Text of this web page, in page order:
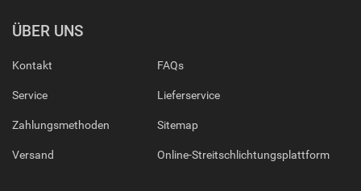
ÜBER UNS
Kontakt
Service
Zahlungsmethoden
Versand
FAQs
Lieferservice
Sitemap
Online-Streitschlichtungsplattform